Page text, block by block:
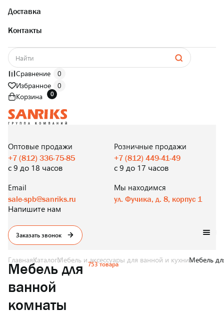
Доставка
Контакты
Сравнение
0
Избранное
0
Корзина
0
И В РОЗНИЦУ
Оптовые продажи
+7 (812) 336-75-85
с 9 до 18 часов
Розничные продажи
+7 (812) 449-41-49
с 9 до 17 часов
Email
sale-spb@sanriks.ru
Напишите нам
Мы находимся
ул. Фучика, д. 8, корпус 1
Заказать звонок
ГлавнаяКаталогМебель и аксессуары для ванной и кухниМебель
Мебель для
ванной
комнаты
753 товара